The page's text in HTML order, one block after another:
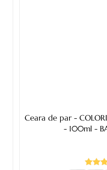
Ceara de par -
- 100ml -